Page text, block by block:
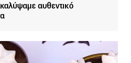
αυθεντικό